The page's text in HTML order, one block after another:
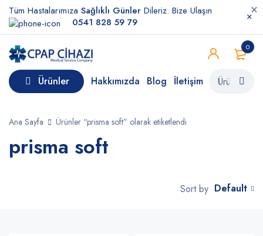
Tüm Hastalarımıza Sağlıklı Günler Dileriz. Bize Ulaşın
0541 828 59 79
0
Ürünler Hakkımızda Blog İletişim
Ana Sayfa Ürünler “prisma soft” olarak etiketlendi
prisma soft
Sort by Default